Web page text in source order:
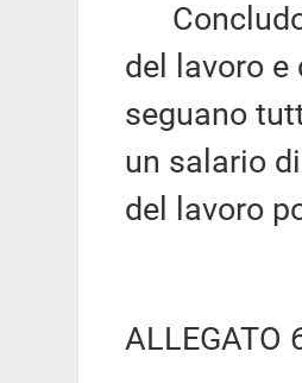
del lavoro
seguano
un salario
del lavoro
ALLEGATO